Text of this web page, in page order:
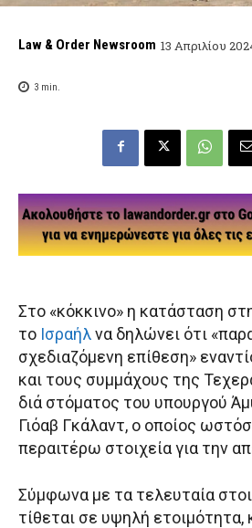
Law & Order Newsroom 13 Απριλίου
3 min.
Στο «κόκκινο» η κατάσταση
το Ισραήλνα δηλώνει ότι
σχεδιαζόμενη επίθεση»
και τους συμμάχους της
διά στόματος του υπουργού
Γιόαβ Γκάλαντ, ο οποίος
περαιτέρω στοιχεία για την
Σύμφωνα με τα τελευταία
τίθεται σε υψηλή ετοιμότητα,